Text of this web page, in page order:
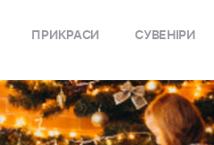
ПРИКРАСИ СУВЕНІРИ